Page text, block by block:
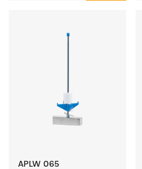
APLW 065